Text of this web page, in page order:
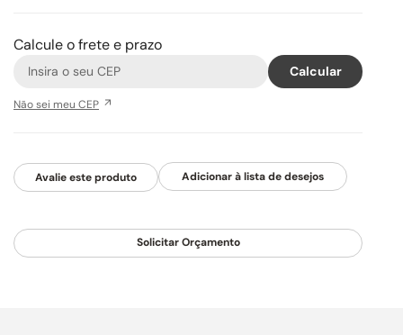
Calcule o frete e prazo
Não sei meu CEP
Avalie este produto
Solicitar Orçamento